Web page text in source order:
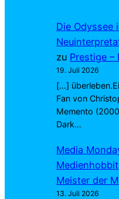
Die Odyssee
zu Prestige –
19. Juli 2026
[…]
Fan von
Memento
Dark…
Media
Medienhobbit
Meister der
13. Juli 2026